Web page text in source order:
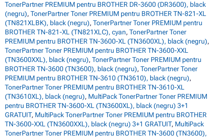
TonerPartner PREMIUM pentru BROTHER DR-3600 (DR3600), black
(negru), TonerPartner Toner PREMIUM pentru BROTHER TN-821-XL
(TN821XLBK), black (negru), TonerPartner Toner PREMIUM pentru
BROTHER TN-821-XL (TN821XLC), cyan, TonerPartner Toner
PREMIUM pentru BROTHER TN-3600-XL (TN3600XL), black (negru),
TonerPartner Toner PREMIUM pentru BROTHER TN-3600-XXL
(TN3600XXL), black (negru), TonerPartner Toner PREMIUM pentru
BROTHER TN-3600 (TN3600), black (negru), TonerPartner Toner
PREMIUM pentru BROTHER TN-3610 (TN3610), black (negru),
TonerPartner Toner PREMIUM pentru BROTHER TN-3610-XL
(TN3610XL), black (negru), MultiPack TonerPartner Toner PREMIUM
pentru BROTHER TN-3600-XL (TN3600XL), black (negru) 3+1
GRATUIT, MultiPack TonerPartner Toner PREMIUM pentru BROTHER
TN-3600-XXL (TN3600XXL), black (negru) 3+1 GRATUIT, MultiPack
TonerPartner Toner PREMIUM pentru BROTHER TN-3600 (TN3600),